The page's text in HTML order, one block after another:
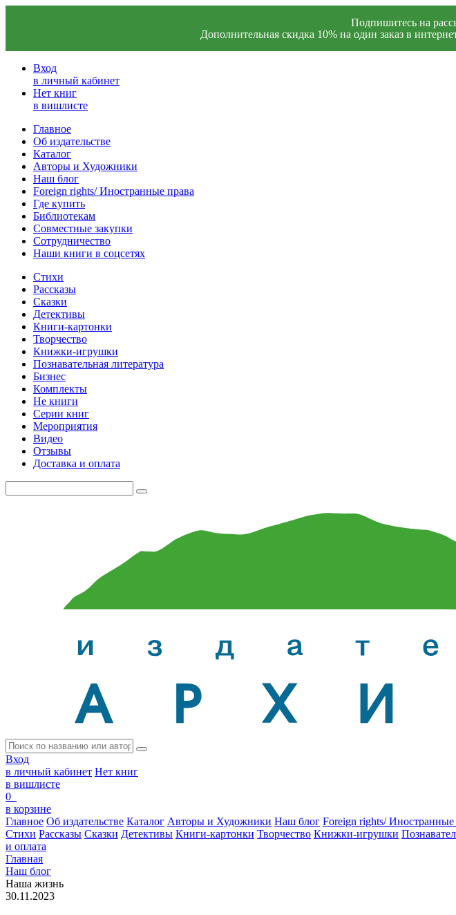
Подпишитесь на
Дополнительная скидка 10% на один заказ в
Вход
в личный кабинет
Нет книг
в вишлисте
Главное
Об издательстве
Каталог
Авторы и Художники
Наш блог
Foreign rights/ Иностранные права
Где купить
Библиотекам
Совместные закупки
Сотрудничество
Наши книги в соцсетях
Стихи
Рассказы
Сказки
Детективы
Книги-картонки
Творчество
Книжки-игрушки
Познавательная литература
Бизнес
Комплекты
Не книги
Серии книг
Мероприятия
Видео
Отзывы
Доставка и оплата
Вход
в личный кабинет Нет книг
в вишлисте
0
в корзине
Главное Об издательстве Каталог Авторы и Художники Наш блог Foreign rights/ Иностранные
Стихи Рассказы Сказки Детективы Книги-картонки Творчество Книжки-игрушки
и оплата
Главная
Наш блог
Наша жизнь
30.11.2023